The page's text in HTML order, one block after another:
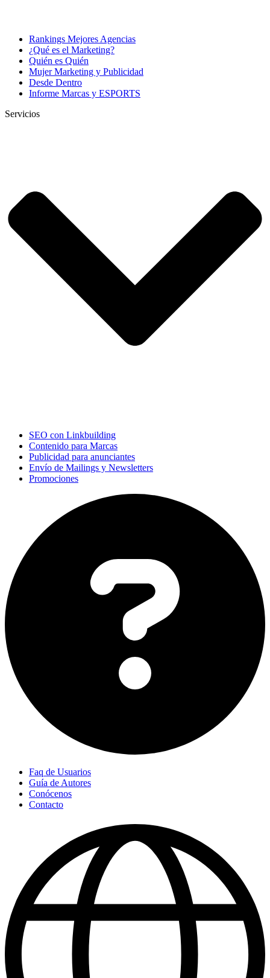
Rankings Mejores Agencias
¿Qué es el Marketing?
Quién es Quién
Mujer Marketing y Publicidad
Desde Dentro
Informe Marcas y ESPORTS
Servicios
SEO con Linkbuilding
Contenido para Marcas
Publicidad para anunciantes
Envío de Mailings y Newsletters
Promociones
Faq de Usuarios
Guía de Autores
Conócenos
Contacto